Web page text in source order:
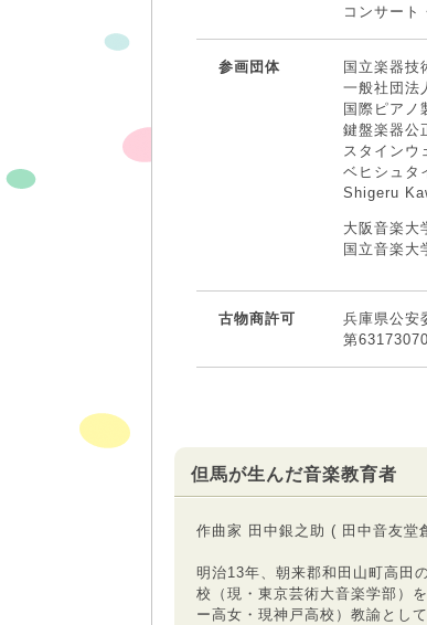
コンサー
参画団体
国立楽器技
一般社団法
国際ピアノ
鍵盤楽器公
スタインウ
ベヒシュタ
Shigeru
大阪音楽大
国立音楽大
古物商許可
兵庫県公安
第
但馬が生んだ音楽教育者
作曲家 田中銀之助 ( 田中音友堂
明治13年、朝来郡和田山町高田
校（現・東京芸術大音楽学部）
ー高女・現神戸高校）教諭とし